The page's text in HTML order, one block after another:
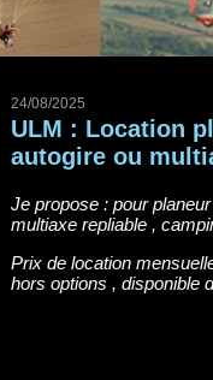
24/08/2025
ULM : Location
autogire ou
Je propose : pour
multiaxe repliable ,
Prix de location
hors options , disponible